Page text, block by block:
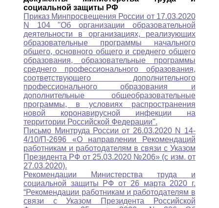
социальной защиты РФ
Приказ Минпросвещения России от 17.03.2020
N 104 "Об организации образовательной
деятельности в организациях, реализующих
образовательные программы начального
общего, основного общего и среднего общего
образования, образовательные программы
среднего профессионального образования,
соответствующего дополнительного
профессионального образования и
дополнительные общеобразовательные
программы, в условиях распространения
новой коронавирусной инфекции на
территории Российской Федерации".
Письмо Минтруда России от 26.03.2020 N 14-
4/10/П-2696 «О направлении Рекомендаций
работникам и работодателям в связи с Указом
Президента РФ от 25.03.2020 №206» (с изм. от
27.03.2020).
Рекомендации Министерства труда и
социальной защиты РФ от 26 марта 2020 г.
“Рекомендации работникам и работодателям в
связи с Указом Президента Российской